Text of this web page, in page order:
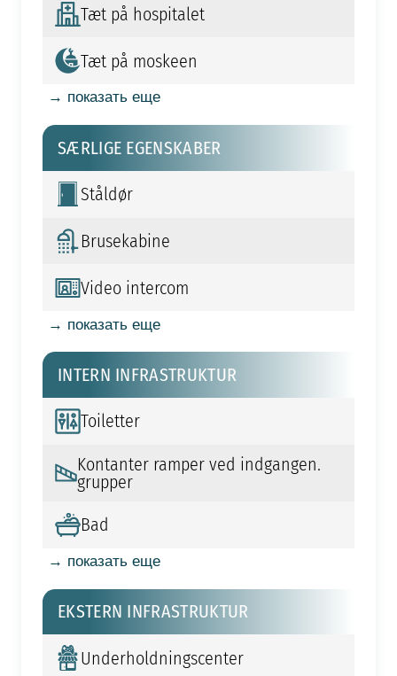
Tæt på hospitalet
Tæt på moskeen
→ показать еще
SÆRLIGE EGENSKABER
Ståldør
Brusekabine
Video intercom
→ показать еще
INTERN INFRASTRUKTUR
Toiletter
Kontanter ramper ved indgangen.
grupper
Bad
→ показать еще
EKSTERN INFRASTRUKTUR
Underholdningscenter